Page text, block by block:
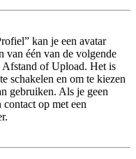
kan je een avatar
van één van de volgende
Afstand of Upload. Het is
schakelen en om te kiezen
gebruiken. Als je geen
op met een